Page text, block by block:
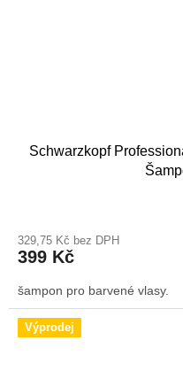
Schwarzkopf
329,75 Kč bez DPH
399 Kč
šampon pro barvené vlasy.
Výprodej